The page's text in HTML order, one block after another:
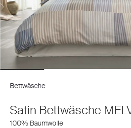
Bettwäsche
Satin Bettwäsche
100% Baumwolle